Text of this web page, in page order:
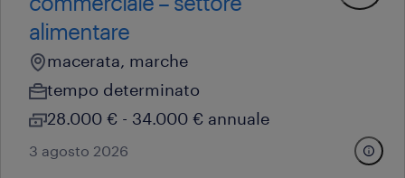
alimentare
macerata, marche
tempo determinato
28.000 € - 34.000 € annuale
3 agosto 2026